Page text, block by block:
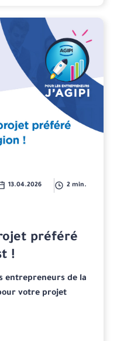
13.04.2026 2 min.
préféré
!
entrepreneurs de la
votre projet